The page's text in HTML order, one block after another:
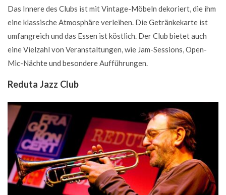
Das Innere des Clubs ist mit Vintage-Möbeln dekoriert, die ihm
eine klassische Atmosphäre verleihen. Die Getränkekarte ist
umfangreich und das Essen ist köstlich. Der Club bietet auch
eine Vielzahl von Veranstaltungen, wie Jam-Sessions, Open-
Mic-Nächte und besondere Aufführungen.
Reduta Jazz Club